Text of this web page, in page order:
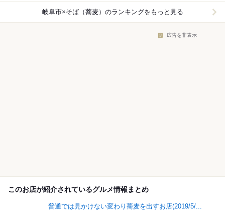
岐阜市×そば（蕎麦） のランキングをもっと見る
広告を非表示
このお店が紹介されているグルメ情報まとめ
普通では見かけない変わり蕎麦を出すお店(2019/5/...